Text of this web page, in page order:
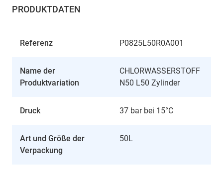
PRODUKTDATEN
Referenz P0825L50R0A001
Name der
Produktvariation
CHLORWASSERSTOFF
N50 L50 Zylinder
Druck 37 bar bei 15°C
Art und Größe der
Verpackung
50L